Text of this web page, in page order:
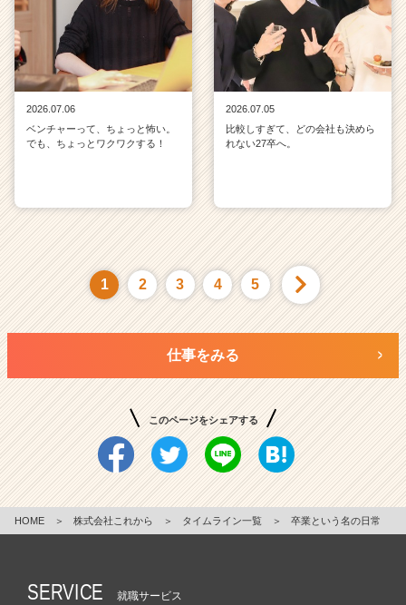
2026.07.06
ベンチャーって、ちょっと怖い。
でも、ちょっとワクワクする！
2026.07.05
比較しすぎて、どの会社も決めら
れない27卒へ。
1 2 3 4 5
仕事をみる
このページをシェアする
HOME ＞ 株式会社これから ＞ タイムライン一覧 ＞ 卒業という名の日常
SERVICE 就職サービス